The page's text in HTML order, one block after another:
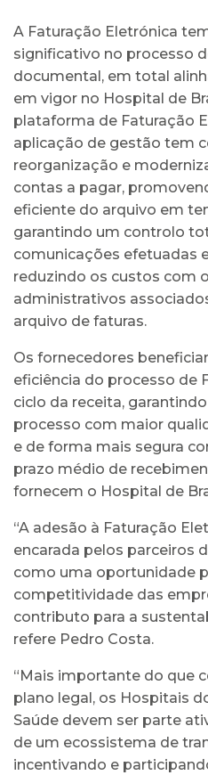
A Faturação Eletrónica
significativo no processo
documental, em total
em vigor no Hospital de
plataforma de Faturação
aplicação de gestão tem
reorganização e
contas a pagar,
eficiente do arquivo em
garantindo um controlo
comunicações efetuadas
reduzindo os custos com
administrativos
arquivo de faturas.
Os fornecedores
eficiência do processo de
ciclo da receita,
processo com maior
e de forma mais segura
prazo médio de
fornecem o Hospital de
“A adesão à Faturação
encarada pelos parceiros
como uma oportunidade
competitividade das
contributo para a
refere Pedro Costa.
“Mais importante do que
plano legal, os Hospitais
Saúde devem ser parte
de um ecossistema de
incentivando e